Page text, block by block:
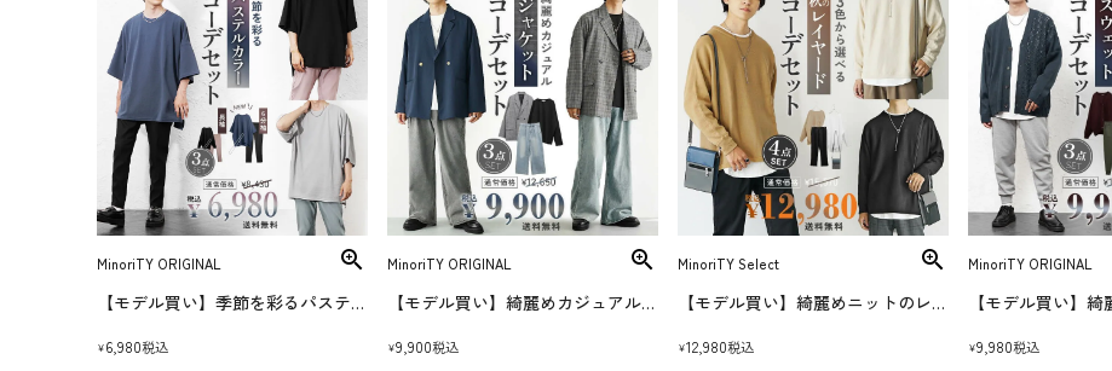
MinoriTY ORIGINAL
【モデル買い】季節を彩るパステルカラーコーデセット(送料無料)
¥6,980税込
MinoriTY ORIGINAL
【モデル買い】綺麗めカジュアルジャケットコーデセット(送料無料)
¥9,900税込
MinoriTY Select
【モデル買い】綺麗めニットのレイヤードコーデセット(送料無料)
¥12,980税込
MinoriTY ORIGINAL
¥9,980税込